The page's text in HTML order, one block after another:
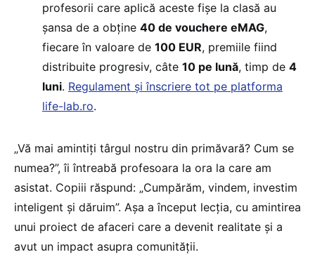
profesorii care aplică aceste fișe la clasă au
șansa de a obține 40 de vouchere eMAG,
fiecare în valoare de 100 EUR, premiile fiind
distribuite progresiv, câte 10 pe lună, timp de 4
luni. Regulament și înscriere tot pe platforma
life-lab.ro.
„Vă mai amintiți târgul nostru din primăvară? Cum se
numea?”, îi întreabă profesoara la ora la care am
asistat. Copiii răspund: „Cumpărăm, vindem, investim
inteligent și dăruim”. Așa a început lecția, cu amintirea
unui proiect de afaceri care a devenit realitate și a
avut un impact asupra comunității.